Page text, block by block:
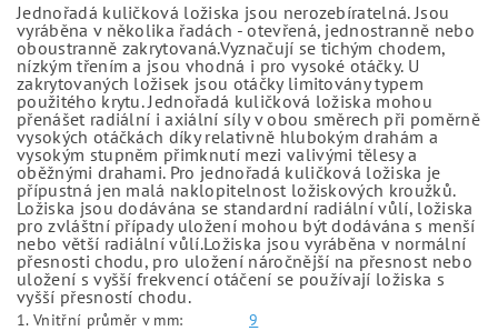
Jednořadá kuličková ložiska jsou nerozebíratelná. Jsou
vyráběna v několika řadách - otevřená, jednostranně nebo
oboustranně zakrytovaná.Vyznačují se tichým chodem,
nízkým třením a jsou vhodná i pro vysoké otáčky. U
zakrytovaných ložisek jsou otáčky limitovány typem
použitého krytu. Jednořadá kuličková ložiska mohou
přenášet radiální i axiální síly v obou směrech při poměrně
vysokých otáčkách díky relativně hlubokým drahám a
vysokým stupněm přimknutí mezi valivými tělesy a
oběžnými drahami. Pro jednořadá kuličková ložiska je
přípustná jen malá naklopitelnost ložiskových kroužků.
Ložiska jsou dodávána se standardní radiální vůlí, ložiska
pro zvláštní případy uložení mohou být dodávána s menší
nebo větší radiální vůlí.Ložiska jsou vyráběna v normální
přesnosti chodu, pro uložení náročnější na přesnost nebo
uložení s vyšší frekvencí otáčení se používají ložiska s
vyšší přesností chodu.
1. Vnitřní průměr v mm:
9